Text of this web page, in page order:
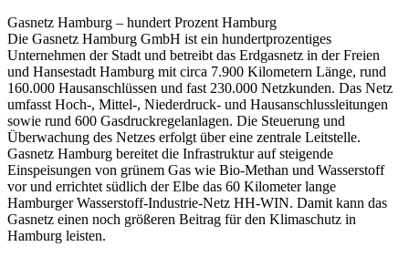
Gasnetz Hamburg – hundert Prozent Hamburg
Die Gasnetz Hamburg GmbH ist ein hundertprozentiges
Unternehmen der Stadt und betreibt das Erdgasnetz in der Freien
und Hansestadt Hamburg mit circa 7.900 Kilometern Länge, rund
160.000 Hausanschlüssen und fast 230.000 Netzkunden. Das Netz
umfasst Hoch-, Mittel-, Niederdruck- und Hausanschlussleitungen
sowie rund 600 Gasdruckregelanlagen. Die Steuerung und
Überwachung des Netzes erfolgt über eine zentrale Leitstelle.
Gasnetz Hamburg bereitet die Infrastruktur auf steigende
Einspeisungen von grünem Gas wie Bio-Methan und Wasserstoff
vor und errichtet südlich der Elbe das 60 Kilometer lange
Hamburger Wasserstoff-Industrie-Netz HH-WIN. Damit kann das
Gasnetz einen noch größeren Beitrag für den Klimaschutz in
Hamburg leisten.